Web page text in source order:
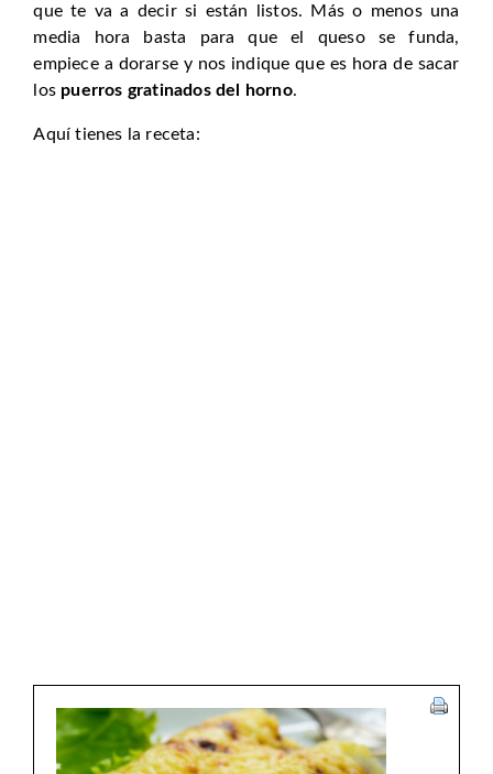
que te va a decir si están listos. Más o menos una
media hora basta para que el queso se funda,
empiece a dorarse y nos indique que es hora de sacar
los puerros gratinados del horno.
Aquí tienes la receta: